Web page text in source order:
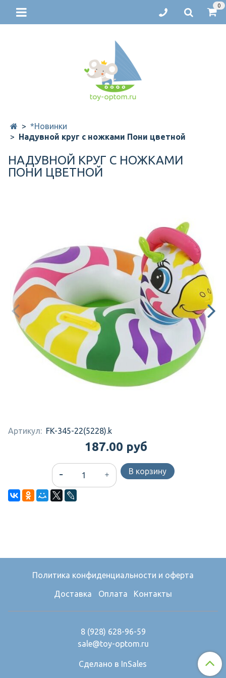
0
*Новинки
Надувной круг с ножками Пони цветной
НАДУВНОЙ КРУГ С НОЖКАМИ
ПОНИ ЦВЕТНОЙ
Артикул: FK-345-22(5228).k
187.00 руб
В корзину
Политика конфиденциальности и оферта
Доставка Оплата Контакты
8 (928) 628-96-59
sale@toy-optom.ru
Сделано в InSales